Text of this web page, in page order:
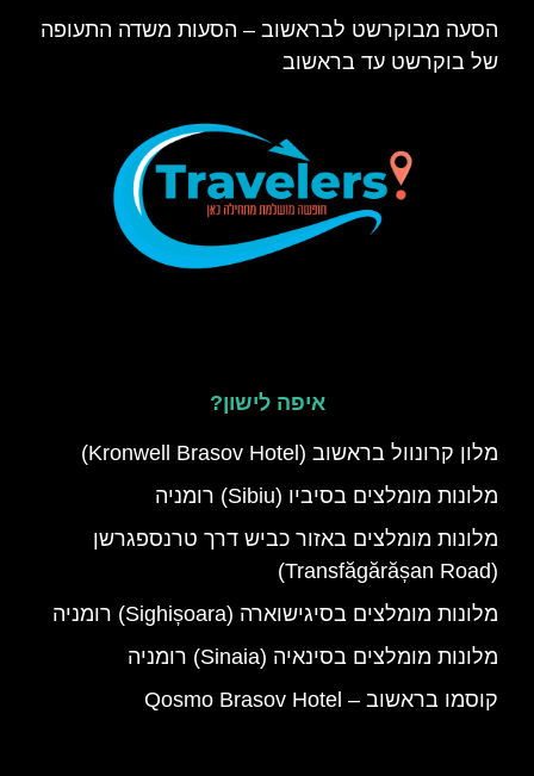
הסעה מבוקרשט לבראשוב – הסעות משדה התעופה
של בוקרשט עד בראשוב
איפה לישון?
מלון קרונוול בראשוב (Kronwell Brasov Hotel)
מלונות מומלצים בסיביו (Sibiu) רומניה
מלונות מומלצים באזור כביש דרך טרנספגרשן
(Transfăgărășan Road)
מלונות מומלצים בסיגישוארה (Sighișoara) רומניה
מלונות מומלצים בסינאיה (Sinaia) רומניה
קוסמו בראשוב – Qosmo Brasov Hotel